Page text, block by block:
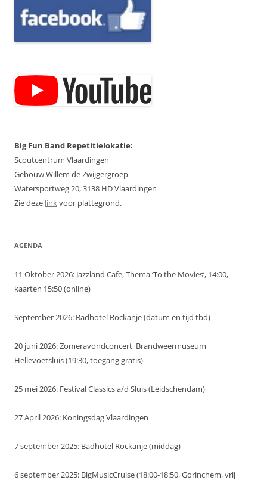
Big Fun Band Repetitielokatie:
Scoutcentrum Vlaardingen
Gebouw Willem de Zwijgergroep
Watersportweg 20, 3138 HD Vlaardingen
Zie deze linkvoor plattegrond.
AGENDA
11 Oktober 2026: Jazzland Cafe, Thema ‘To the Movies’, 14:00,
kaarten 15:50 (online)
September 2026: Badhotel Rockanje (datum en tijd tbd)
20 juni 2026: Zomeravondconcert, Brandweermuseum
Hellevoetsluis (19:30, toegang gratis)
25 mei 2026: Festival Classics a/d Sluis (Leidschendam)
27 April 2026: Koningsdag Vlaardingen
7 september 2025: Badhotel Rockanje (middag)
6 september 2025: BigMusicCruise (18:00-18:50, Gorinchem, vrij